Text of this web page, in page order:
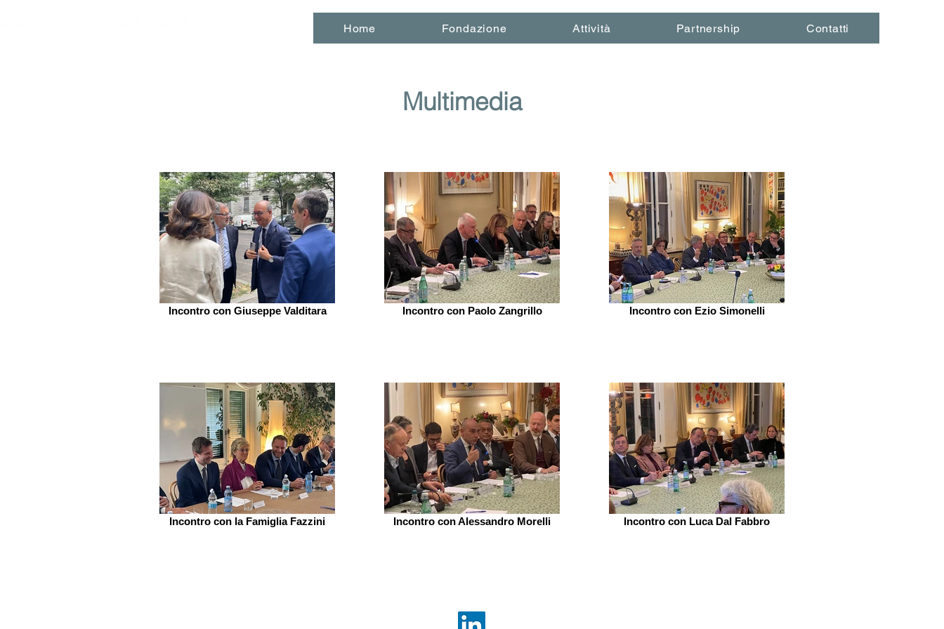
Home Fondazione Attività Partnership Contatti
Multimedia
Incontro con Giuseppe Valditara Incontro con Paolo Zangrillo Incontro con Ezio Simonelli
Incontro con la Famiglia Fazzini Incontro con Alessandro Morelli Incontro con Luca Dal Fabbro